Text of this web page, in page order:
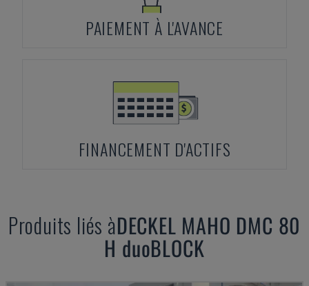
PAIEMENT À L'AVANCE
FINANCEMENT D'ACTIFS
Produits liés àDECKEL MAHO DMC 80
H duoBLOCK